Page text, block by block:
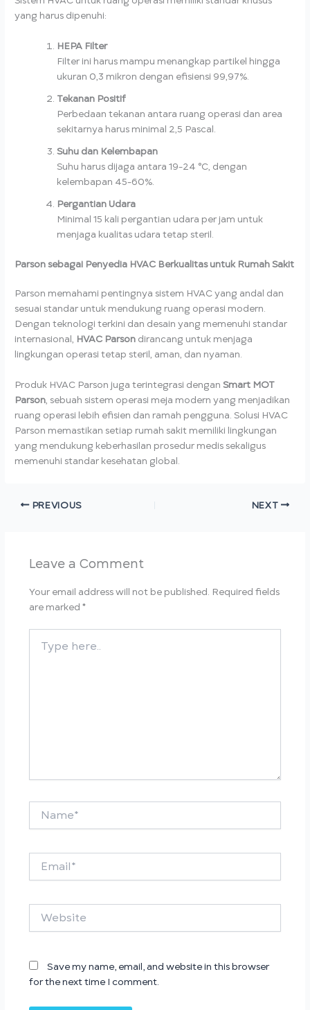
yang harus dipenuhi:
HEPA Filter
Filter ini harus mampu menangkap partikel hingga
ukuran 0,3 mikron dengan efisiensi 99,97%.
Tekanan Positif
Perbedaan tekanan antara ruang operasi dan area
sekitarnya harus minimal 2,5 Pascal.
Suhu dan Kelembapan
Suhu harus dijaga antara 19-24 °C, dengan
kelembapan 45-60%.
Pergantian Udara
Minimal 15 kali pergantian udara per jam untuk
menjaga kualitas udara tetap steril.
Parson sebagai Penyedia HVAC Berkualitas untuk Rumah Sakit
Parson memahami pentingnya sistem HVAC yang andal dan
sesuai standar untuk mendukung ruang operasi modern.
Dengan teknologi terkini dan desain yang memenuhi standar
internasional, HVAC Parson dirancang untuk menjaga
lingkungan operasi tetap steril, aman, dan nyaman.
Produk HVAC Parson juga terintegrasi denganSmart MOT
Parson, sebuah sistem operasi meja modern yang menjadikan
ruang operasi lebih efisien dan ramah pengguna. Solusi HVAC
Parson memastikan setiap rumah sakit memiliki lingkungan
yang mendukung keberhasilan prosedur medis sekaligus
memenuhi standar kesehatan global.
PREVIOUS NEXT
Leave a Comment
Your email address will not be published. Required fields
are marked *
here..
Save my name, email, and website in this browser
for the next time I comment.